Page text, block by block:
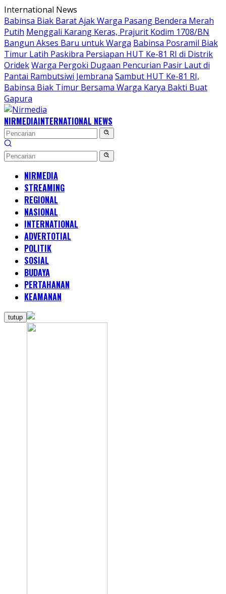
Langsung
ke
konten
International News
Babinsa Biak Barat Ajak Warga Pasang Bendera Merah
Putih Menggali Karang Keras, Prajurit Kodim 1708/BN
Bangun Akses Baru untuk Warga Babinsa Posramil Biak
Timur Latih Paskibra Persiapan HUT Ke-81 RI di Distrik
OridekWarga Pergoki Dugaan Pencurian Pasir Laut di
Pantai Rambutsiwi Jembrana Sambut HUT Ke-81 RI,
Babinsa Biak Timur Bersama Warga Karya Bakti Buat
Gapura
NIRMEDIAINTERNATIONAL NEWS
NIRMEDIA
STREAMING
REGIONAL
NASIONAL
INTERNATIONAL
ADVERTOTIAL
POLITIK
SOSIAL
BUDAYA
PERTAHANAN
KEAMANAN
tutup